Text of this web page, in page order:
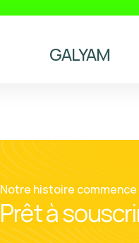
GALYAM
Notre histoire commence
Prêt à